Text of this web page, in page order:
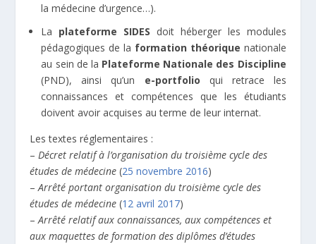
la médecine d’urgence…).
La plateforme SIDES doit héberger les modules
pédagogiques de la formation théorique nationale
au sein de la Plateforme Nationale des Discipline
(PND), ainsi qu’un e-portfolio qui retrace les
connaissances et compétences que les étudiants
doivent avoir acquises au terme de leur internat.
Les textes réglementaires :
–Décret relatif à l’organisation du troisième cycle des
études de médecine (25 novembre 2016)
– Arrêté portant organisation du troisième cycle des
études de médecine (12 avril 2017)
–Arrêté relatif aux connaissances, aux compétences et
aux maquettes de formation des diplômes d’études